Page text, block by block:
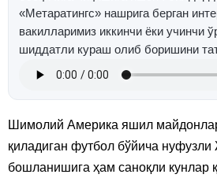
«Метаратингс» нашрига берган
вакилларимиз иккинчи ёки учинчи
шиддатли кураш олиб боришини
Шимолий Америка яшил
қиладиган футбол бўйича
бошланишига ҳам саноқли кунлар